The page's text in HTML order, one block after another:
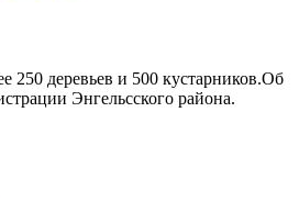
250 деревьев и 500 кустарников.Об
Энгельсского района.